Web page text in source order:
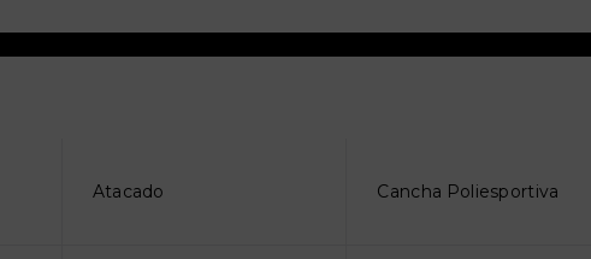
Atacado Cancha Poliesportiva